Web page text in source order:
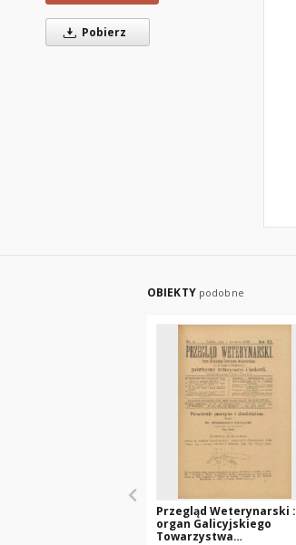
Pobierz
OBIEKTY podobne
Przegląd Weterynarski :
organ Galicyjskiego
Towarzystwa